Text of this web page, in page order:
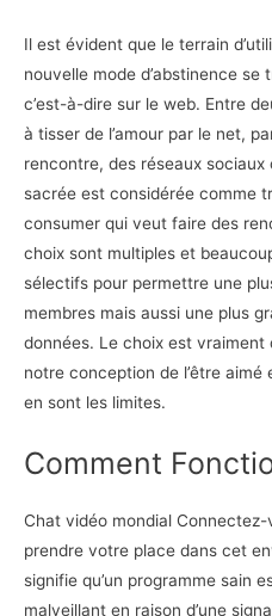
Il est évident que le terrain
nouvelle mode d’abstinence
c’est-à-dire sur le web. Entre
à tisser de l’amour par le net,
rencontre, des réseaux
sacrée est considérée comme
consumer qui veut faire des
choix sont multiples et
sélectifs pour permettre une
membres mais aussi une plus
données. Le choix est
notre conception de l’être
en sont les limites.
Comment
Chat vidéo mondial
prendre votre place dans cet
signifie qu’un programme sain
malveillant en raison d’une